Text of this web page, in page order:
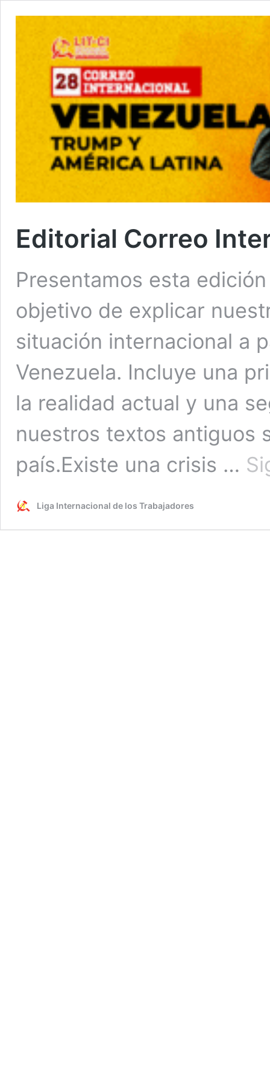
Editorial Correo
Presentamos esta
objetivo de explicar
situación internacional a
Venezuela. Incluye una
la realidad actual y una
nuestros textos antiguos
país.Existe una crisis …
Liga Internacional de los Trabajadores